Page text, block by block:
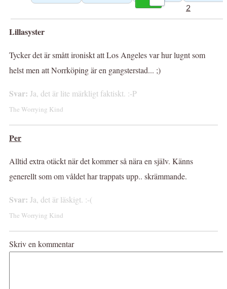
2
Lillasyster
Tycker det är smått ironiskt att Los Angeles var hur lugnt som
helst men att Norrköping är en gangsterstad... ;)
Svar: Ja, det är lite märkligt faktiskt. :-P
The Worrying Kind
Per
Alltid extra otäckt när det kommer så nära en själv. Känns
generellt som om våldet har trappats upp.. skrämmande.
Svar: Ja, det är läskigt. :-(
The Worrying Kind
Skriv en kommentar